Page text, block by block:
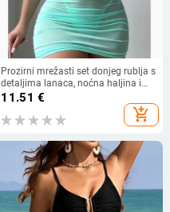
Prozirni mrežasti set donjeg rublja s
detaljima lanaca, noćna haljina i
tanga
11.51 €
add_shopping_cart